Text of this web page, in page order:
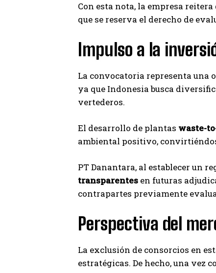
Con esta nota, la empresa
que se reserva el derecho de
Impulso a la
La convocatoria representa
ya que Indonesia busca
vertederos.
El desarrollo de plantas waste-
ambiental positivo,
PT Danantara, al establecer un
transparentes en futuras
contrapartes previamente
Perspectiva del
La exclusión de consorcios en
estratégicas. De hecho, una vez